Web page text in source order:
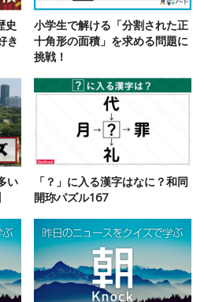
史
き
小学生で解ける「分割された正
十角形の面積」を求める問題に
挑戦！
い
「？」に入る漢字はなに？和同
開珎パズル167